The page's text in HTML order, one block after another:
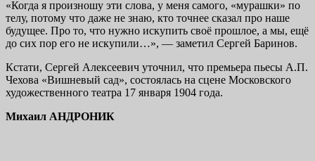
«Когда я произношу эти слова, у меня самого, «мурашки» по
телу, потому что даже не знаю, кто точнее сказал про наше
будущее. Про то, что нужно искупить своё прошлое, а мы, ещё
до сих пор его не искупили…», — заметил Сергей Баринов.
Кстати, Сергей Алексеевич уточнил, что премьера пьесы А.П.
Чехова «Вишневый сад», состоялась на сцене Московского
художественного театра 17 января 1904 года.
Михаил АНДРОНИК